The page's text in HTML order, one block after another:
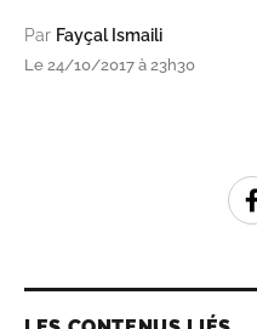
Par Fayçal Ismaili
Le 24/10/2017 à 23h30